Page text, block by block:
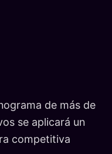
de más de
se aplicará un
competitiva